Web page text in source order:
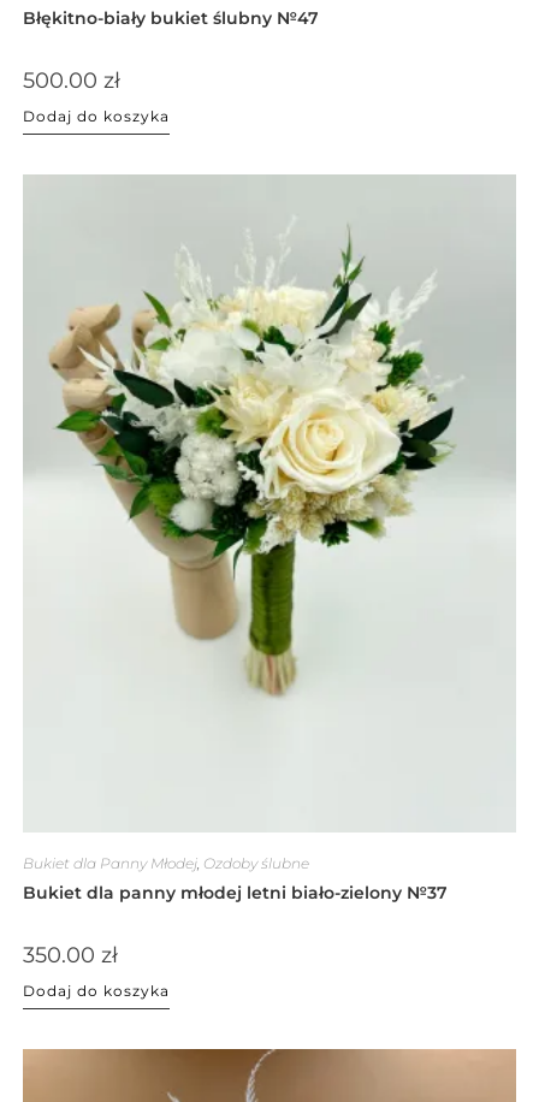
Błękitno-biały bukiet ślubny №47
500.00 zł
Dodaj do koszyka
Bukiet dla Panny Młodej, Ozdoby ślubne
Bukiet dla panny młodej letni biało-zielony №37
350.00 zł
Dodaj do koszyka